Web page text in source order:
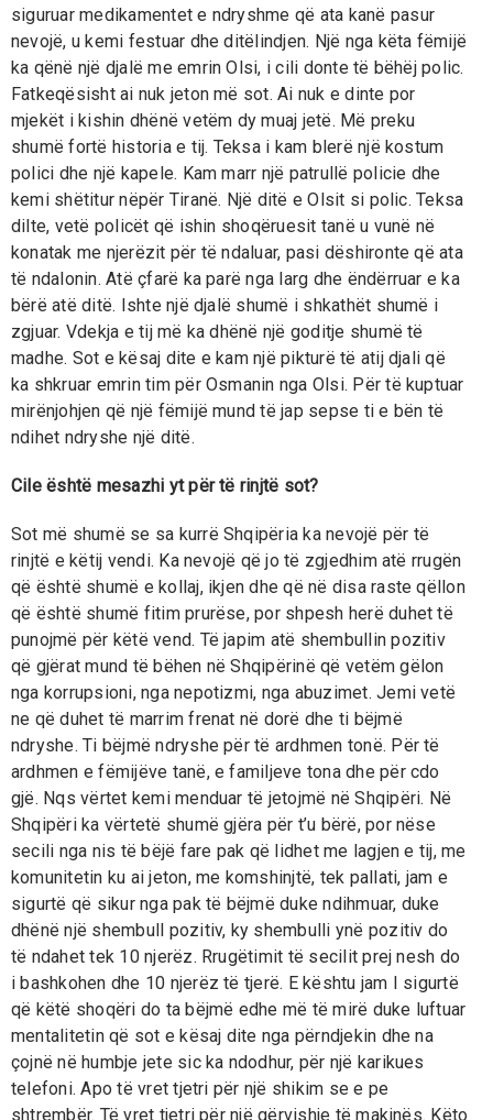
siguruar medikamentet e ndryshme që ata kanë pasur
nevojë, u kemi festuar dhe ditëlindjen. Një nga këta fëmijë
ka qënë një djalë me emrin Olsi, i cili donte të bëhëj polic.
Fatkeqësisht ai nuk jeton më sot. Ai nuk e dinte por
mjekët i kishin dhënë vetëm dy muaj jetë. Më preku
shumë fortë historia e tij. Teksa i kam blerë një kostum
polici dhe një kapele. Kam marr një patrullë policie dhe
kemi shëtitur nëpër Tiranë. Një ditë e Olsit si polic. Teksa
dilte, vetë policët që ishin shoqëruesit tanë u vunë në
konatak me njerëzit për të ndaluar, pasi dëshironte që ata
të ndalonin. Atë çfarë ka parë nga larg dhe ëndërruar e ka
bërë atë ditë. Ishte një djalë shumë i shkathët shumë i
zgjuar. Vdekja e tij më ka dhënë një goditje shumë të
madhe. Sot e kësaj dite e kam një pikturë të atij djali që
ka shkruar emrin tim për Osmanin nga Olsi. Për të kuptuar
mirënjohjen që një fëmijë mund të jap sepse ti e bën të
ndihet ndryshe një ditë.
Cile është mesazhi yt për të rinjtë sot?
Sot më shumë se sa kurrë Shqipëria ka nevojë për të
rinjtë e këtij vendi. Ka nevojë që jo të zgjedhim atë rrugën
që është shumë e kollaj, ikjen dhe që në disa raste qëllon
që është shumë fitim prurëse, por shpesh herë duhet të
punojmë për këtë vend. Të japim atë shembullin pozitiv
që gjërat mund të bëhen në Shqipërinë që vetëm gëlon
nga korrupsioni, nga nepotizmi, nga abuzimet. Jemi vetë
ne që duhet të marrim frenat në dorë dhe ti bëjmë
ndryshe. Ti bëjmë ndryshe për të ardhmen tonë. Për të
ardhmen e fëmijëve tanë, e familjeve tona dhe për cdo
gjë. Nqs vërtet kemi menduar të jetojmë në Shqipëri. Në
Shqipëri ka vërtetë shumë gjëra për t’u bërë, por nëse
secili nga nis të bëjë fare pak që lidhet me lagjen e tij, me
komunitetin ku ai jeton, me komshinjtë, tek pallati, jam e
sigurtë që sikur nga pak të bëjmë duke ndihmuar, duke
dhënë një shembull pozitiv, ky shembulli ynë pozitiv do
të ndahet tek 10 njerëz. Rrugëtimit të secilit prej nesh do
i bashkohen dhe 10 njerëz të tjerë. E kështu jam I sigurtë
që këtë shoqëri do ta bëjmë edhe më të mirë duke luftuar
mentalitetin që sot e kësaj dite nga përndjekin dhe na
çojnë në humbje jete sic ka ndodhur, për një karikues
telefoni. Apo të vret tjetri për një shikim se e pe
shtrembër. Të vret tjetri për një gërvishje të makinës. Këto